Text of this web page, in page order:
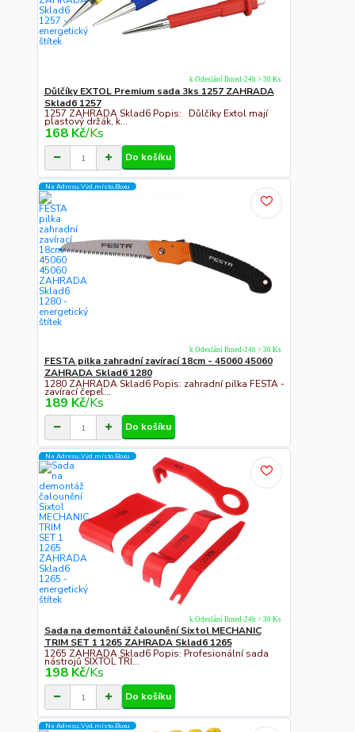
Důlčíky EXTOL Premium sada 3ks 1257 ZAHRADA
Sklad6 1257
1257 ZAHRADA Sklad6 Popis: Důlčíky Extol mají
plastový držák, k...
168 Kč/Ks
k Odeslání Ihned-24h > 30 Ks
Do košíku
Na Adresu,Výd.místo,Boxu
FESTA pilka zahradní zavírací 18cm - 45060 45060
ZAHRADA Sklad6 1280
1280 ZAHRADA Sklad6 Popis: zahradní pilka FESTA -
zavírací čepel...
189 Kč/Ks
k Odeslání Ihned-24h > 30 Ks
Do košíku
Na Adresu,Výd.místo,Boxu
Sada na demontáž čalounění Sixtol MECHANIC
TRIM SET 1 1265 ZAHRADA Sklad6 1265
1265 ZAHRADA Sklad6 Popis: Profesionální sada
nástrojů SIXTOL TRI...
198 Kč/Ks
k Odeslání Ihned-24h > 30 Ks
Do košíku
Na Adresu,Výd.místo,Boxu